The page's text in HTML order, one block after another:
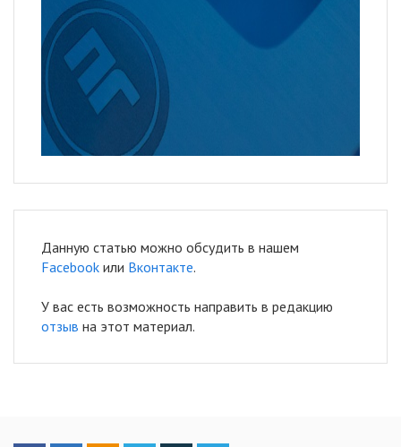
Данную статью можно обсудить в нашем
Facebook или Вконтакте.
У вас есть возможность направить в редакцию
отзыв на этот материал.